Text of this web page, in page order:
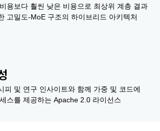
용보다 훨씬 낮은 비용으로 최상위 계층 결과
고밀도-MoE 구조의 하이브리드 아키텍처
피 및 연구 인사이트와 함께 가중 및 코드에
스를 제공하는 Apache 2.0 라이선스